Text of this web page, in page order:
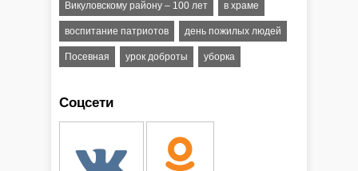
Викуловскому району – 100 лет в храме
воспитание патриотов день пожилых людей
Посевная урок доброты уборка
Соцсети